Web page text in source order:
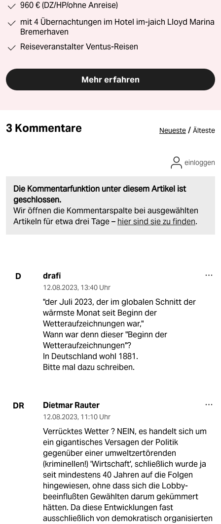
960 € (DZ/HP/ohne Anreise)
mit 4 Übernachtungen im Hotel im-jaich Lloyd Marina
Bremerhaven
Reiseveranstalter Ventus-Reisen
Mehr erfahren
3 Kommentare Neueste / Älteste
Die Kommentarfunktion unter diesem Artikel ist
geschlossen.
Wir öffnen die Kommentarspalte bei ausgewählten
Artikeln für etwa drei Tage – hier sind sie zu finden.
einloggen
D drafi
12.08.2023, 13:40 Uhr
"der Juli 2023, der im globalen Schnitt der
wärmste Monat seit Beginn der
Wetteraufzeichnungen war,"
Wann war denn dieser "Beginn der
Wetteraufzeichnungen"?
In Deutschland wohl 1881.
Bitte mal dazu schreiben.
DR Dietmar Rauter
12.08.2023, 11:10 Uhr
Verrücktes Wetter ? NEIN, es handelt sich um
ein gigantisches Versagen der Politik
gegenüber einer umweltzertörenden
(kriminellen!) 'Wirtschaft', schließlich wurde ja
seit mindestens 40 Jahren auf die Folgen
hingewiesen, ohne dass sich die Lobby-
beeinflußten Gewählten darum gekümmert
hätten. Da diese Entwicklungen fast
ausschließlich von demokratisch organisierten